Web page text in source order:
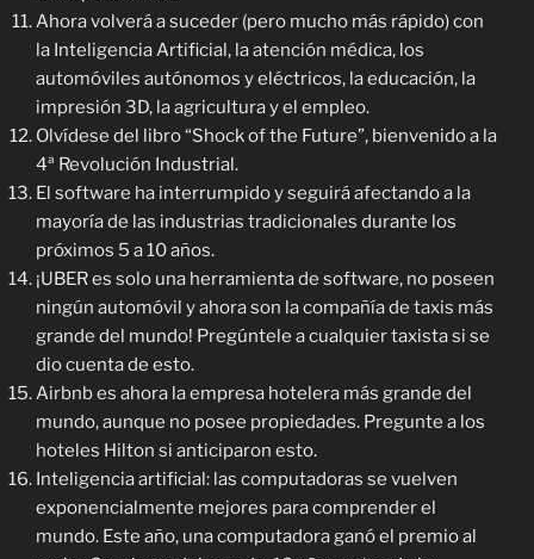
Ahora volverá a suceder (pero mucho más rápido) con
la Inteligencia Artificial, la atención médica, los
automóviles autónomos y eléctricos, la educación, la
impresión 3D, la agricultura y el empleo.
Olvídese del libro “Shock of the Future”, bienvenido a la
4ª Revolución Industrial.
El software ha interrumpido y seguirá afectando a la
mayoría de las industrias tradicionales durante los
próximos 5 a 10 años.
¡UBER es solo una herramienta de software, no poseen
ningún automóvil y ahora son la compañía de taxis más
grande del mundo! Pregúntele a cualquier taxista si se
dio cuenta de esto.
Airbnb es ahora la empresa hotelera más grande del
mundo, aunque no posee propiedades. Pregunte a los
hoteles Hilton si anticiparon esto.
Inteligencia artificial: las computadoras se vuelven
exponencialmente mejores para comprender el
mundo. Este año, una computadora ganó el premio al